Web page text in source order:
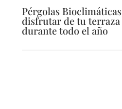
Pérgolas
disfrutar de tu terraza
durante todo el año